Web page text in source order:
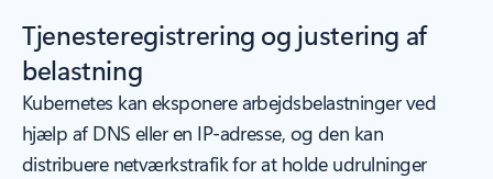
Tjenesteregistrering og justering af
belastning
Kubernetes kan eksponere arbejdsbelastninger ved
hjælp af DNS eller en IP-adresse, og den kan
distribuere netværkstrafik for at holde udrulninger